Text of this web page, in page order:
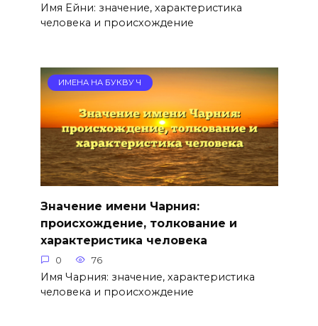
Имя Ейни: значение, характеристика
человека и происхождение
ИМЕНА НА БУКВУ Ч
Значение имени Чарния:
происхождение, толкование и
характеристика человека
0 76
Имя Чарния: значение, характеристика
человека и происхождение